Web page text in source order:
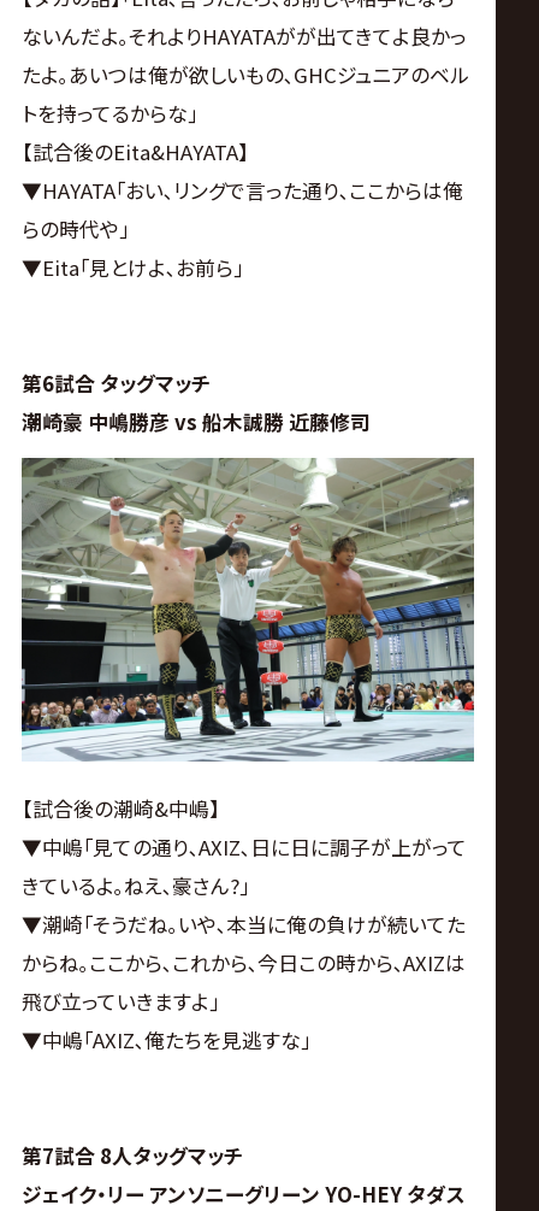
ないんだよ｡それよりHAYATAがが出てきてよ良かっ
たよ｡あいつは俺が欲しいもの､GHCジュニアのベル
トを持ってるからな｣
【試合後のEita&HAYATA】
▼HAYATA｢おい､リングで言った通り､ここからは俺
らの時代や｣
▼Eita｢見とけよ､お前ら｣
第6試合 タッグマッチ
潮崎豪 中嶋勝彦 vs 船木誠勝 近藤修司
【試合後の潮崎&中嶋】
▼中嶋｢見ての通り､AXIZ､日に日に調子が上がって
きているよ｡ねえ､豪さん?｣
▼潮崎｢そうだね｡いや､本当に俺の負けが続いてた
からね｡ここから､これから､今日この時から､AXIZは
飛び立っていきますよ｣
▼中嶋｢AXIZ､俺たちを見逃すな｣
第7試合 8人タッグマッチ
ジェイク・リー アンソニーグリーン YO-HEY タダス